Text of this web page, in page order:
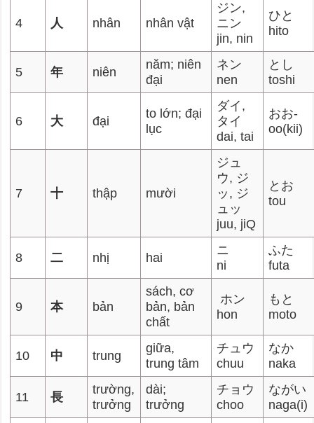
4 人 nhân nhân vật
ジン,
ニン
jin, nin
ひと
hito
5 年 niên
năm; niên
đại
ネン
nen
とし
toshi
6 大 đại
to lớn; đại
lục
ダイ,
タイ
dai, tai
おお-
oo(kii)
7 十 thập mười
ジュ
ウ, ジ
ッ, ジ
ュッ
juu, jiQ
とお
tou
8 二 nhị hai
ニ
ni
ふた
futa
9 本 bản
sách, cơ
bản, bản
chất
ホン
hon
もと
moto
10 中 trung
giữa,
trung tâm
チュウ
chuu
なか
naka
11 長
trường,
trưởng
dài;
trưởng
チョウ
choo
ながい
naga(i)